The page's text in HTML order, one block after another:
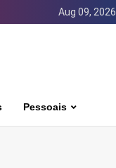
Aug 09, 2026
Pessoais